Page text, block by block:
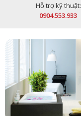
Hỗ trợ kỹ thuật:
0904.553.933